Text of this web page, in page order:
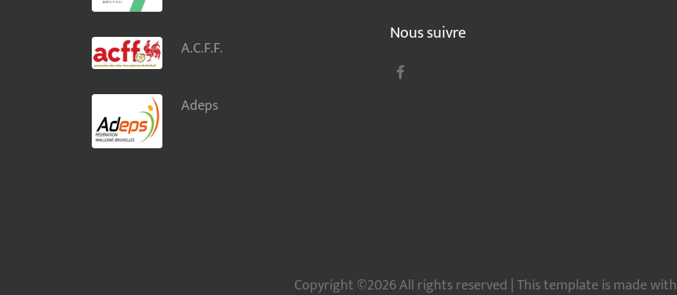
A.C.F.F.
Adeps
Nous suivre
Copyright ©2026 All rights reserved | This template is made with